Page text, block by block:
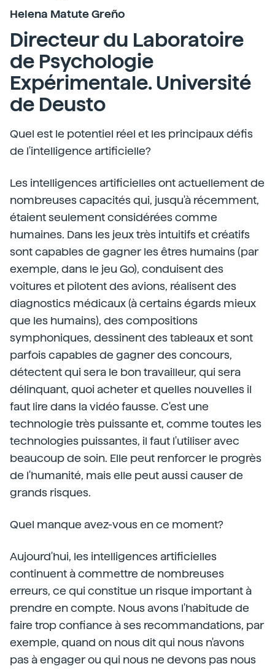
Helena Matute Greño
Directeur du Laboratoire
de Psychologie
Expérimentale. Université
de Deusto
Quel est le potentiel réel et les principaux défis
de l'intelligence artificielle?
Les intelligences artificielles ont actuellement de
nombreuses capacités qui, jusqu'à récemment,
étaient seulement considérées comme
humaines. Dans les jeux très intuitifs et créatifs
sont capables de gagner les êtres humains (par
exemple, dans le jeu Go), conduisent des
voitures et pilotent des avions, réalisent des
diagnostics médicaux (à certains égards mieux
que les humains), des compositions
symphoniques, dessinent des tableaux et sont
parfois capables de gagner des concours,
détectent qui sera le bon travailleur, qui sera
délinquant, quoi acheter et quelles nouvelles il
faut lire dans la vidéo fausse. C'est une
technologie très puissante et, comme toutes les
technologies puissantes, il faut l'utiliser avec
beaucoup de soin. Elle peut renforcer le progrès
de l'humanité, mais elle peut aussi causer de
grands risques.
Quel manque avez-vous en ce moment?
Aujourd'hui, les intelligences artificielles
continuent à commettre de nombreuses
erreurs, ce qui constitue un risque important à
prendre en compte. Nous avons l'habitude de
faire trop confiance à ses recommandations, par
exemple, quand on nous dit qui nous n'avons
pas à engager ou qui nous ne devons pas nous